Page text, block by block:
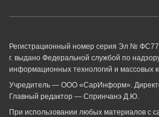
Регистрационный номер серия Эл №
г. выдано Федеральной службой по
информационных технологий и массовых
Учредитель — ООО «СарИнформ».
Главный редактор — Спринчанэ Д.Ю.
При использовании любых материалов с